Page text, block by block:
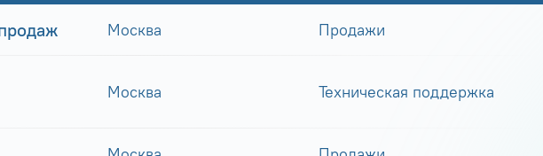
Москва Продажи
Москва Техническая поддержка